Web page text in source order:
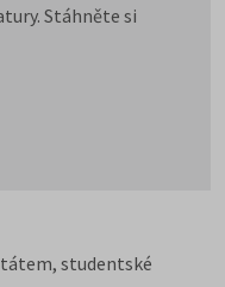
Stáhněte si
studentské